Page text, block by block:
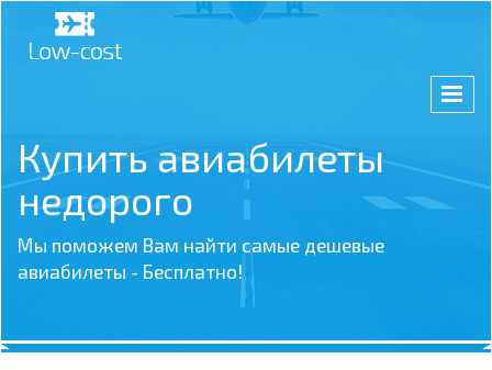
Купить авиабилеты
недорого
Мы поможем Вам найти самые дешевые
авиабилеты - Бесплатно!